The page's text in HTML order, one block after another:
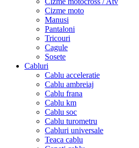
Cizme moto
Manusi
Pantaloni
Tricouri
Cagule
Sosete
Cabluri
Cablu acceleratie
Cablu ambreiaj
Cablu frana
Cablu km
Cablu soc
Cablu turometru
Cabluri universale
Teaca cablu